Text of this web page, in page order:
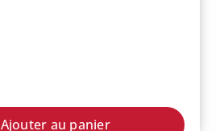
Ajouter au panier